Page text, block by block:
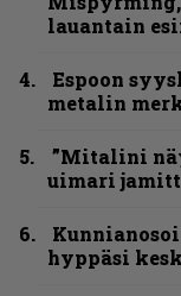
lauantain
Espoon
metalin
”Mitalini
uimari
hyppäsi